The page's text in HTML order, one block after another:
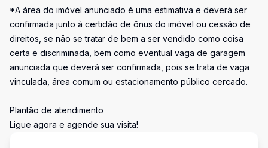
*A área do imóvel anunciado é uma estimativa e deverá ser
confirmada junto à certidão de ônus do imóvel ou cessão de
direitos, se não se tratar de bem a ser vendido como coisa
certa e discriminada, bem como eventual vaga de garagem
anunciada que deverá ser confirmada, pois se trata de vaga
vinculada, área comum ou estacionamento público cercado.
Plantão de atendimento
Ligue agora e agende sua visita!